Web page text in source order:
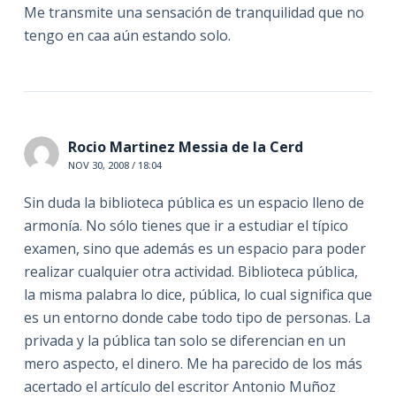
Me transmite una sensación de tranquilidad que no
tengo en caa aún estando solo.
Rocio Martinez Messia de la Cerd
NOV 30, 2008 / 18:04
Sin duda la biblioteca pública es un espacio lleno de
armonía. No sólo tienes que ir a estudiar el típico
examen, sino que además es un espacio para poder
realizar cualquier otra actividad. Biblioteca pública,
la misma palabra lo dice, pública, lo cual significa que
es un entorno donde cabe todo tipo de personas. La
privada y la pública tan solo se diferencian en un
mero aspecto, el dinero. Me ha parecido de los más
acertado el artículo del escritor Antonio Muñoz